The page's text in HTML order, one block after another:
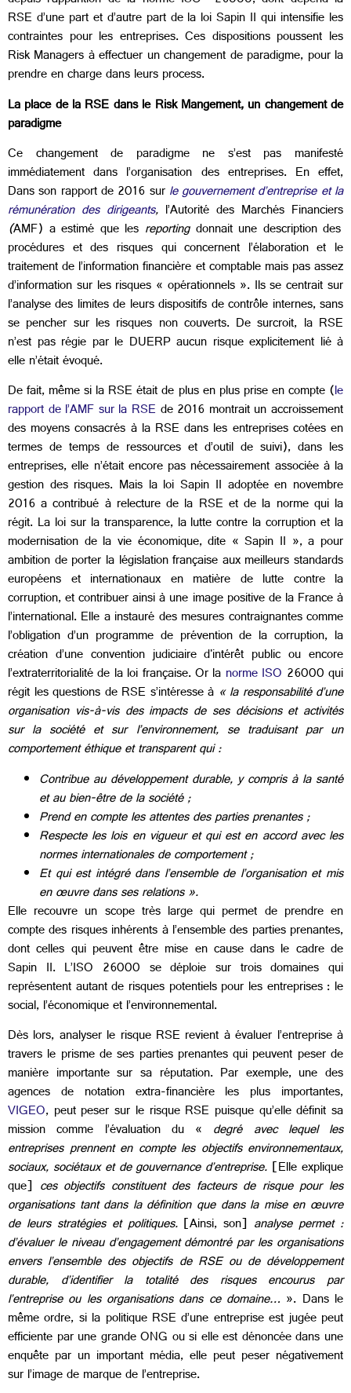
RSE d’une part et d’autre part de la loi Sapin II qui intensifie les
contraintes pour les entreprises. Ces dispositions poussent les
Risk Managers à effectuer un changement de paradigme, pour la
prendre en charge dans leurs process.
La place de la RSE dans le Risk Mangement, un changement de
paradigme
Ce changement de paradigme ne s’est pas manifesté
immédiatement dans l’organisation des entreprises. En effet,
Dans son rapport de 2016 surle gouvernement d’entreprise et la
rémunération des dirigeants, l’Autorité des Marchés Financiers
(AMF) a estimé que les reportingdonnait une description des
procédures et des risques qui concernent l’élaboration et le
traitement de l’information financière et comptable mais pas assez
d’information sur les risques « opérationnels ». Ils se centrait sur
l’analyse des limites de leurs dispositifs de contrôle internes, sans
se pencher sur les risques non couverts. De surcroit, la RSE
n’est pas régie par le DUERP aucun risque explicitement lié à
elle n’était évoqué.
De fait, même si la RSE était de plus en plus prise en compte (le
rapport de l’AMF sur la RSE de 2016 montrait un accroissement
des moyens consacrés à la RSE dans les entreprises cotées en
termes de temps de ressources et d’outil de suivi), dans les
entreprises, elle n’était encore pas nécessairement associée à la
gestion des risques. Mais la loi Sapin II adoptée en novembre
2016 a contribué à relecture de la RSE et de la norme qui la
régit. La loi sur la transparence, la lutte contre la corruption et la
modernisation de la vie économique, dite « Sapin II », a pour
ambition de porter la législation française aux meilleurs standards
européens et internationaux en matière de lutte contre la
corruption, et contribuer ainsi à une image positive de la France à
l’international. Elle a instauré des mesures contraignantes comme
l’obligation d’un programme de prévention de la corruption, la
création d’une convention judiciaire d'intérêt public ou encore
l’extraterritorialité de la loi française. Or la norme ISO 26000 qui
régit les questions de RSE s’intéresse à « la responsabilité d’une
organisation vis-à-vis des impacts de ses décisions et activités
sur la société et sur l’environnement, se traduisant par un
comportement éthique et transparent qui :
Contribue au développement durable, y compris à la santé
et au bien-être de la société ;
Prend en compte les attentes des parties prenantes ;
Respecte les lois en vigueur et qui est en accord avec les
normes internationales de comportement ;
Et qui est intégré dans l’ensemble de l’organisation et mis
en œuvre dans ses relations ».
Elle recouvre un scope très large qui permet de prendre en
compte des risques inhérents à l’ensemble des parties prenantes,
dont celles qui peuvent être mise en cause dans le cadre de
Sapin II. L’ISO 26000 se déploie sur trois domaines qui
représentent autant de risques potentiels pour les entreprises : le
social, l’économique et l’environnemental.
Dès lors, analyser le risque RSE revient à évaluer l’entreprise à
travers le prisme de ses parties prenantes qui peuvent peser de
manière importante sur sa réputation. Par exemple, une des
agences de notation extra-financière les plus importantes,
VIGEO, peut peser sur le risque RSE puisque qu’elle définit sa
mission comme l’évaluation du « degré avec lequel les
entreprises prennent en compte les objectifs environnementaux,
sociaux, sociétaux et de gouvernance d’entreprise. [Elle explique
que] ces objectifs constituent des facteurs de risque pour les
organisations tant dans la définition que dans la mise en œuvre
de leurs stratégies et politiques. [Ainsi, son] analyse permet :
d’évaluer le niveau d’engagement démontré par les organisations
envers l’ensemble des objectifs de RSE ou de développement
durable, d’identifier la totalité des risques encourus par
l’entreprise ou les organisations dans ce domaine… ». Dans le
même ordre, si la politique RSE d’une entreprise est jugée peut
efficiente par une grande ONG ou si elle est dénoncée dans une
enquête par un important média, elle peut peser négativement
sur l’image de marque de l’entreprise.